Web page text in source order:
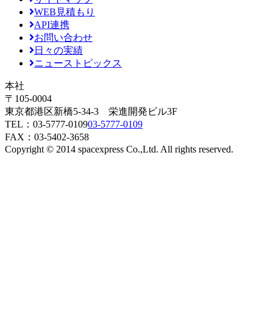
WEB見積もり
API連携
お問い合わせ
日々の実績
ニューストピックス
本社
〒105-0004
東京都港区新橋5-34-3 栄進開発ビル3F
TEL： 03-5777-010903-5777-0109
FAX：03-5402-3658
Copyright © 2014 spacexpress Co.,Ltd. All rights reserved.